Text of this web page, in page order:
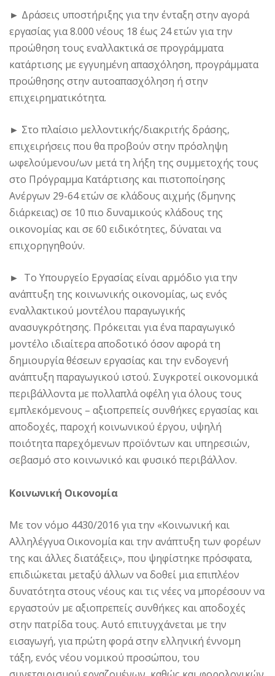
► Δράσεις υποστήριξης για την ένταξη στην αγορά
εργασίας για 8.000 νέους 18 έως 24 ετών για την
προώθηση τους εναλλακτικά σε προγράμματα
κατάρτισης με εγγυημένη απασχόληση, προγράμματα
προώθησης στην αυτοαπασχόληση ή στην
επιχειρηματικότητα.
► Στο πλαίσιο μελλοντικής/διακριτής δράσης,
επιχειρήσεις που θα προβούν στην πρόσληψη
ωφελούμενου/ων μετά τη λήξη της συμμετοχής τους
στο Πρόγραμμα Κατάρτισης και πιστοποίησης
Ανέργων 29-64 ετών σε κλάδους αιχμής (δμηνης
διάρκειας) σε 10 πιο δυναμικούς κλάδους της
οικονομίας και σε 60 ειδικότητες, δύναται να
επιχορηγηθούν.
► Το Υπουργείο Εργασίας είναι αρμόδιο για την
ανάπτυξη της κοινωνικής οικονομίας, ως ενός
εναλλακτικού μοντέλου παραγωγικής
ανασυγκρότησης. Πρόκειται για ένα παραγωγικό
μοντέλο ιδιαίτερα αποδοτικό όσον αφορά τη
δημιουργία θέσεων εργασίας και την ενδογενή
ανάπτυξη παραγωγικού ιστού. Συγκροτεί οικονομικά
περιβάλλοντα με πολλαπλά οφέλη για όλους τους
εμπλεκόμενους – αξιοπρεπείς συνθήκες εργασίας και
αποδοχές, παροχή κοινωνικού έργου, υψηλή
ποιότητα παρεχόμενων προϊόντων και υπηρεσιών,
σεβασμό στο κοινωνικό και φυσικό περιβάλλον.
Κοινωνική Οικονομία
Με τον νόμο 4430/2016 για την «Κοινωνική και
Αλληλέγγυα Οικονομία και την ανάπτυξη των φορέων
της και άλλες διατάξεις», που ψηφίστηκε πρόσφατα,
επιδιώκεται μεταξύ άλλων να δοθεί μια επιπλέον
δυνατότητα στους νέους και τις νέες να μπορέσουν να
εργαστούν με αξιοπρεπείς συνθήκες και αποδοχές
στην πατρίδα τους. Αυτό επιτυγχάνεται με την
εισαγωγή, για πρώτη φορά στην ελληνική έννομη
τάξη, ενός νέου νομικού προσώπου, του